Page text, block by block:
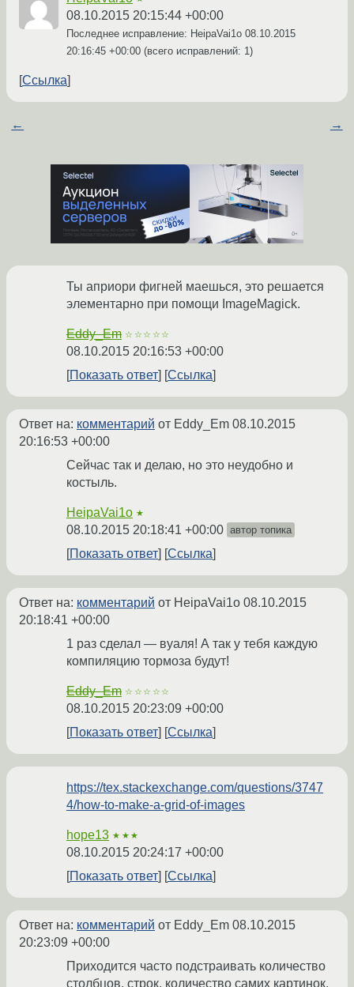
08.10.2015 20:15:44 +00:00
Последнее исправление: HeipaVai1o 08.10.2015
20:16:45 +00:00 (всего исправлений: 1)
Ссылка
← →
Ты априори фигней маешься, это решается
элементарно при помощи ImageMagick.
Eddy_Em ☆☆☆☆☆
08.10.2015 20:16:53 +00:00
Показать ответ
Ссылка
Ответ на: комментарий от Eddy_Em 08.10.2015
20:16:53 +00:00
Сейчас так и делаю, но это неудобно и
костыль.
HeipaVai1o ★
08.10.2015 20:18:41 +00:00 автор топика
Показать ответ Ссылка
Ответ на: комментарий от HeipaVai1o 08.10.2015
20:18:41 +00:00
1 раз сделал — вуаля! А так у тебя каждую
компиляцию тормоза будут!
Eddy_Em ☆☆☆☆☆
08.10.2015 20:23:09 +00:00
Показать ответ
Ссылка
https://tex.stackexchange.com/questions/3747
4/how-to-make-a-grid-of-images
hope13 ★★★
08.10.2015 20:24:17 +00:00
Показать ответ
Ссылка
Ответ на: комментарий от Eddy_Em 08.10.2015
20:23:09 +00:00
Приходится часто подстраивать количество
столбцов, строк, количество самих картинок,